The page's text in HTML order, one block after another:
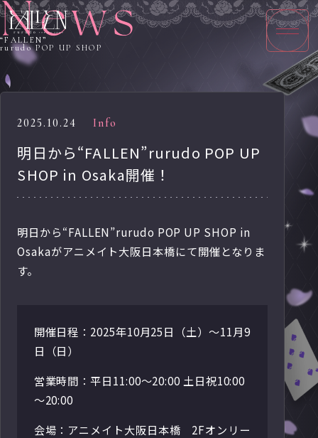
“FALLEN”
rurudo POP UP SHOP
2025.10.24 Info
明日から“FALLEN”rurudo POP UP
SHOP in Osaka開催！
明日から“FALLEN”rurudo POP UP SHOP in
Osakaがアニメイト大阪日本橋にて開催となりま
す。
開催日程：2025年10月25日（土）～11月9
日（日）
営業時間：平日11:00～20:00 土日祝10:00
～20:00
会場：アニメイト大阪日本橋 2Fオンリー